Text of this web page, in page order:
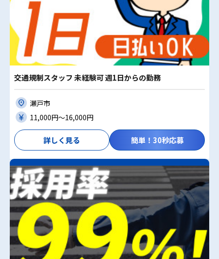
交通規制スタッフ 未経験可 週1日からの勤務
瀬戸市
11,000円〜16,000円
詳しく見る 簡単！30秒応募